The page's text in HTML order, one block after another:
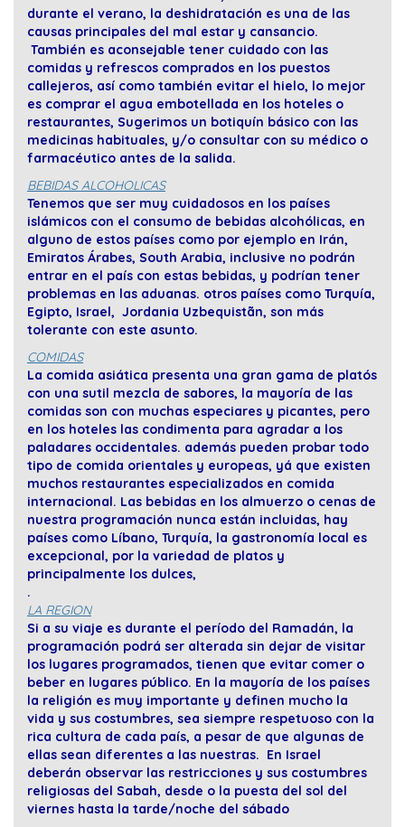
durante el verano, la deshidratación es una de las
causas principales del mal estar y cansancio.
También es aconsejable tener cuidado con las
comidas y refrescos comprados en los puestos
callejeros, así como también evitar el hielo, lo mejor
es comprar el agua embotellada en los hoteles o
restaurantes, Sugerimos un botiquín básico con las
medicinas habituales, y/o consultar con su médico o
farmacéutico antes de la salida.
BEBIDAS ALCOHOLICAS
Tenemos que ser muy cuidadosos en los países
islámicos con el consumo de bebidas alcohólicas, en
alguno de estos países como por ejemplo en Irán,
Emiratos Árabes, South Arabia, inclusive no podrán
entrar en el país con estas bebidas, y podrían tener
problemas en las aduanas. otros países como Turquía,
Egipto, Israel, Jordania Uzbequistãn, son más
tolerante con este asunto.
COMIDAS
La comida asiática presenta una gran gama de platós
con una sutil mezcla de sabores, la mayoría de las
comidas son con muchas especiares y picantes, pero
en los hoteles las condimenta para agradar a los
paladares occidentales. además pueden probar todo
tipo de comida orientales y europeas, yá que existen
muchos restaurantes especializados en comida
internacional. Las bebidas en los almuerzo o cenas de
nuestra programación nunca están incluidas, hay
países como Líbano, Turquía, la gastronomía local es
excepcional, por la variedad de platos y
principalmente los dulces,
.
LA REGION
Si a su viaje es durante el período del Ramadán, la
programación podrá ser alterada sin dejar de visitar
los lugares programados, tienen que evitar comer o
beber en lugares público. En la mayoría de los países
la religión es muy importante y definen mucho la
vida y sus costumbres, sea siempre respetuoso con la
rica cultura de cada país, a pesar de que algunas de
ellas sean diferentes a las nuestras. En Israel
deberán observar las restricciones y sus costumbres
religiosas del Sabah, desde o la puesta del sol del
viernes hasta la tarde/noche del sábado